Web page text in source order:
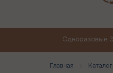
Одноразовые
Главная Каталог